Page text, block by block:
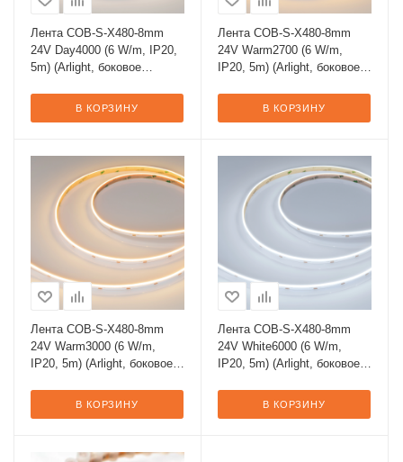
Лента COB-S-X480-8mm
24V Day4000 (6 W/m, IP20,
5m) (Arlight, боковое
В КОРЗИНУ
Лента COB-S-X480-8mm
24V Warm2700 (6 W/m,
IP20, 5m) (Arlight, боковое
В КОРЗИНУ
Лента COB-S-X480-8mm
24V Warm3000 (6 W/m,
IP20, 5m) (Arlight, боковое
В КОРЗИНУ
Лента COB-S-X480-8mm
24V White6000 (6 W/m,
IP20, 5m) (Arlight, боковое
В КОРЗИНУ